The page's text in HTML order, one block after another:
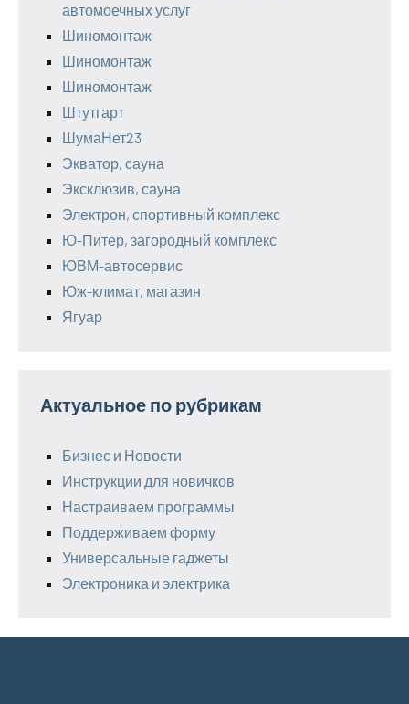
автомоечных услуг
Шиномонтаж
Шиномонтаж
Шиномонтаж
Штутгарт
ШумаНет23
Экватор, сауна
Эксклюзив, сауна
Электрон, спортивный комплекс
Ю-Питер, загородный комплекс
ЮВМ-автосервис
Юж-климат, магазин
Ягуар
Актуальное по рубрикам
Бизнес и Новости
Инструкции для новичков
Настраиваем программы
Поддерживаем форму
Универсальные гаджеты
Электроника и электрика